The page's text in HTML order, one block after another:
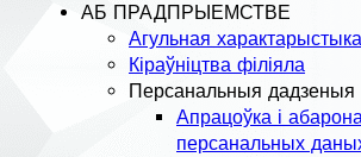
АБ ПРАДПРЫЕМСТВЕ
Агульная характарыстыка
Кіраўніцтва філіяла
Персанальныя дадзеныя
Апрацоўка і
персанальных